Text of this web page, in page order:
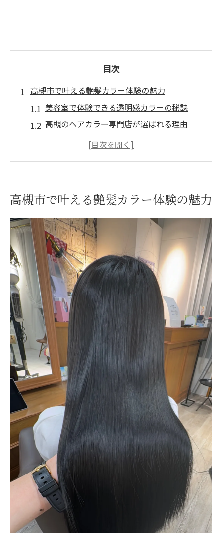
目次
高槻市で叶える艶髪カラー体験の魅力
美容室で体験できる透明感カラーの秘訣
高槻のヘアカラー専門店が選ばれる理由
美容室選びが叶える理想の艶髪カラー
トレンドカラーが豊富な美容室選び方
美容室で叶うトレンドヘアカラーの選び方
高槻の美容室で人気カラーを取り入れるコ
ツ
専門店ならではのトレンドカラー提案術
自分に似合うヘアカラー診断と美容室活用
美容室選びが左右するトレンドカラー体験
白髪染めも得意な高槻市美容室活用術
美容室で叶える自然な白髪カバーと艶髪
高槻の美容室が提案する明るい白髪染め
白髪染め専門美容室の施術特徴と選び方
白髪カバーとデザインカラーの両立方法
美容室で白髪染めの色持ちを高める秘訣
理想の髪色を探すならヘアカラー診断へ
美容室のヘアカラー診断で似合う色を発見
髪質や肌色に合わせた美容室カラー提案術
ヘアカラー色選び診断の活用と美容室体験
美容室で実践する最新ヘアカラー診断方法
トレンドを意識した美容室のカラー診断術
ダメージレスなカラーで美髪を守る方法
美容室で叶えるダメージレスカラー施術法
高槻市で叶える艶髪カラー体験の魅力